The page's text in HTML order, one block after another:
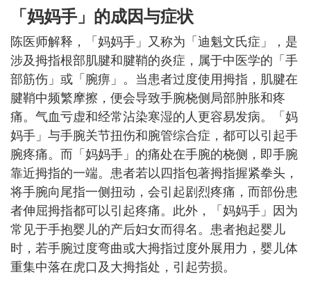
「妈妈手」的成因与症状
陈医师解释，「妈妈手」又称为「迪魁文氏症」，是
涉及拇指根部肌腱和腱鞘的炎症，属于中医学的「手
部筋伤」或「腕痹」。当患者过度使用拇指，肌腱在
腱鞘中频繁摩擦，便会导致手腕桡侧局部肿胀和疼
痛。气血亏虚和经常沾染寒湿的人更容易发病。「妈
妈手」与手腕关节扭伤和腕管综合症，都可以引起手
腕疼痛。而「妈妈手」的痛处在手腕的桡侧，即手腕
靠近拇指的一端。患者若以四指包著拇指握紧拳头，
将手腕向尾指一侧扭动，会引起剧烈疼痛，而部份患
者伸屈拇指都可以引起疼痛。此外，「妈妈手」因为
常见于手抱婴儿的产后妇女而得名。患者抱起婴儿
时，若手腕过度弯曲或大拇指过度外展用力，婴儿体
重集中落在虎口及大拇指处，引起劳损。